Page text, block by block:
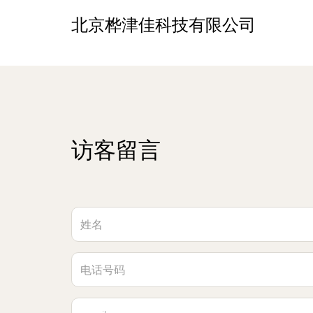
北京桦津佳科技有限公司
访客留言